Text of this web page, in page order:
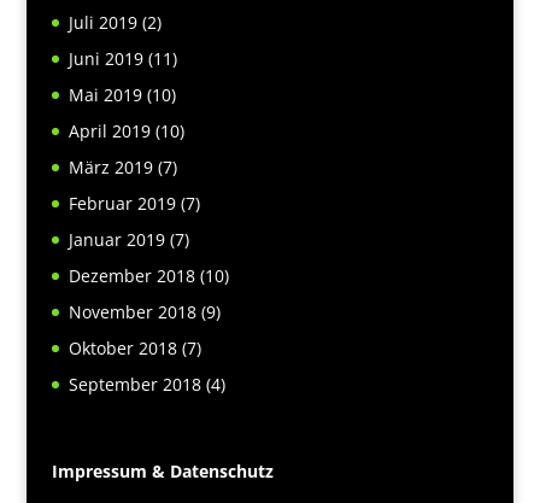
Juli 2019(2)
Juni 2019(11)
Mai 2019(10)
April 2019(10)
März 2019(7)
Februar 2019(7)
Januar 2019(7)
Dezember 2018(10)
November 2018(9)
Oktober 2018(7)
September 2018(4)
Impressum & Datenschutz